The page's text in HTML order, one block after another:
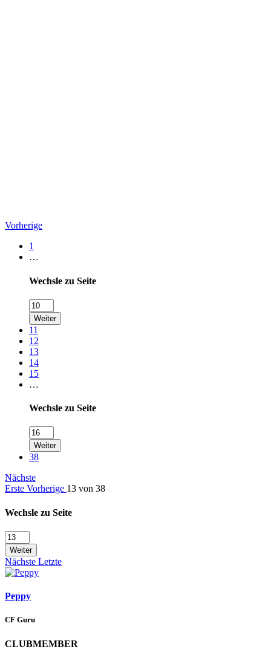
Vorherige
1
…
Wechsle zu Seite
Weiter
11
12
13
14
15
…
Wechsle zu Seite
Weiter
38
Nächste
Erste Vorherige 13 von 38
Wechsle zu Seite
Weiter
Nächste Letzte
Peppy
CF Guru
CLUBMEMBER